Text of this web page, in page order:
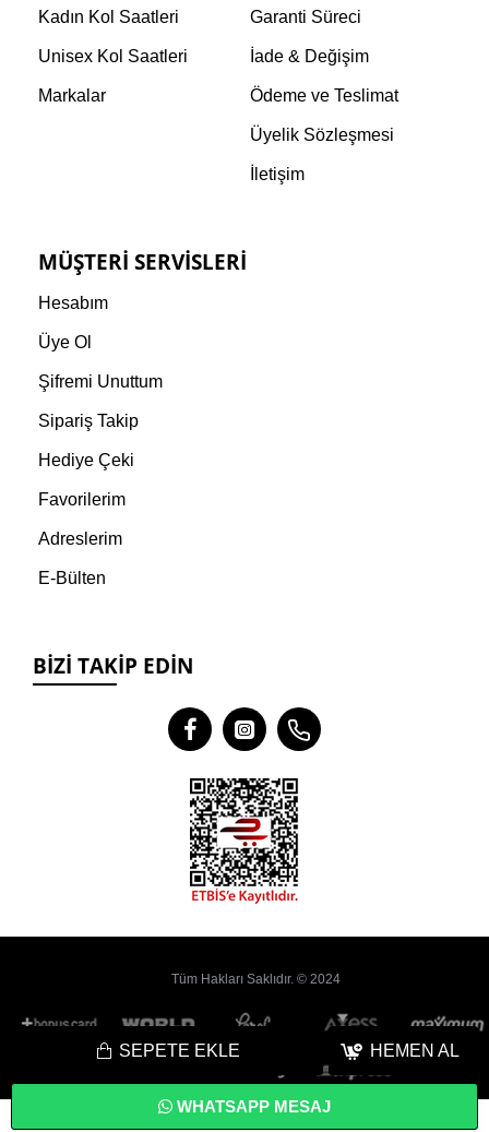
SEPETE EKLE HEMEN AL
WHATSAPP MESAJ
Kadın Kol Saatleri
Unisex Kol Saatleri
Markalar
Garanti Süreci
İade & Değişim
Ödeme ve Teslimat
Üyelik Sözleşmesi
İletişim
MÜŞTERI SERVISLERI
Hesabım
Üye Ol
Şifremi Unuttum
Sipariş Takip
Hediye Çeki
Favorilerim
Adreslerim
E-Bülten
BIZI TAKIP EDIN
Tüm Hakları Saklıdır. © 2024